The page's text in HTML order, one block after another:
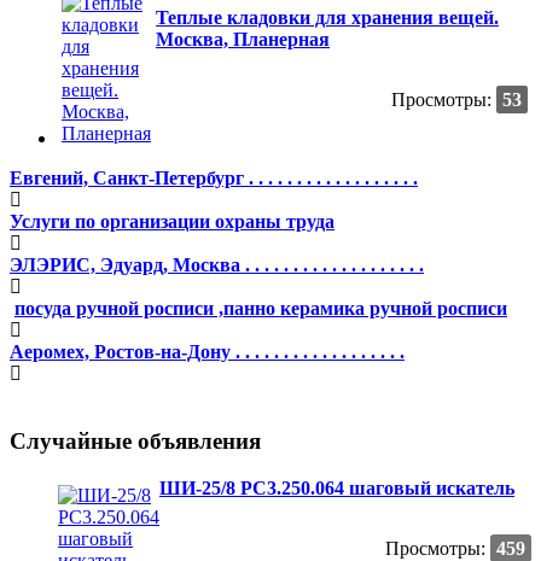
Теплые кладовки для хранения вещей.
Москва, Планерная
Просмотры: 53
Евгений, Санкт-Петербург . . . . . . . . . . . . . . . . . .
Услуги по организации охраны труда
ЭЛЭРИС, Эдуард, Москва . . . . . . . . . . . . . . . . . . .
посуда ручной росписи ,панно керамика ручной росписи
Аеромех, Ростов-на-Дону . . . . . . . . . . . . . . . . . .
Случайные объявления
ШИ-25/8 РС3.250.064 шаговый искатель
Просмотры: 459